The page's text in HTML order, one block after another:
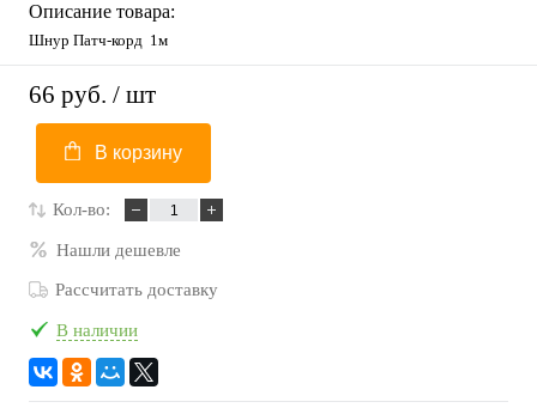
Описание товара:
Шнур Патч-корд 1м
66 руб. / шт
В корзину
Кол-во:
Нашли дешевле
Рассчитать доставку
В наличии